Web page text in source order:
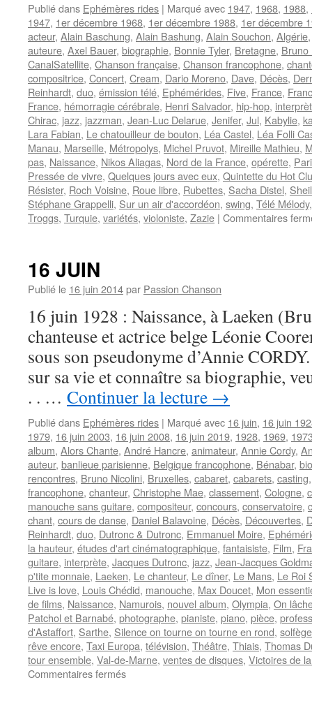
Publié dans Ephémères rides | Marqué avec 1947, 1968, 1988,
1947, 1er décembre 1968, 1er décembre 1988, 1er décembre
acteur, Alain Baschung, Alain Bashung, Alain Souchon, Algérie
auteure, Axel Bauer, biographie, Bonnie Tyler, Bretagne, Bruno
CanalSatellite, Chanson française, Chanson francophone,
compositrice, Concert, Cream, Dario Moreno, Dave, Décès,
Reinhardt, duo, émission télé, Ephémérides, Five, France,
France, hémorragie cérébrale, Henri Salvador, hip-hop,
Chirac, jazz, jazzman, Jean-Luc Delarue, Jenifer, Jul, Kabylie,
Lara Fabian, Le chatouilleur de bouton, Léa Castel, Léa Folli
Manau, Marseille, Métropolys, Michel Pruvot, Mireille Mathieu,
pas, Naissance, Nikos Aliagas, Nord de la France, opérette,
Pressée de vivre, Quelques jours avec eux, Quintette du Hot
Résister, Roch Voisine, Roue libre, Rubettes, Sacha Distel,
Stéphane Grappelli, Sur un air d'accordéon, swing, Télé Mélody
Troggs, Turquie, variétés, violoniste, Zazie | Commentaires
16 JUIN
Publié le 16 juin 2014par Passion Chanson
16 juin 1928 : Naissance, à Laeken
chanteuse et actrice belge Léonie
sous son pseudonyme d’Annie
sur sa vie et connaître sa biographie,
. . … Continuer la lecture →
Publié dans Ephémères rides | Marqué avec 16 juin, 16 juin
1979, 16 juin 2003, 16 juin 2008, 16 juin 2019, 1928, 1969,
album, Alors Chante, André Hancre, animateur, Annie Cordy,
auteur, banlieue parisienne, Belgique francophone, Bénabar,
rencontres, Bruno Nicolini, Bruxelles, cabaret, cabarets, casting
francophone, chanteur, Christophe Mae, classement, Cologne,
manouche sans guitare, compositeur, concours, conservatoire,
chant, cours de danse, Daniel Balavoine, Décès, Découvertes,
Reinhardt, duo, Dutronc & Dutronc, Emmanuel Moire,
la hauteur, études d'art cinématographique, fantaisiste, Film,
guitare, interprète, Jacques Dutronc, jazz, Jean-Jacques
p'tite monnaie, Laeken, Le chanteur, Le dîner, Le Mans, Le Roi
Live is love, Louis Chédid, manouche, Max Doucet, Mon
de films, Naissance, Namurois, nouvel album, Olympia, On
Patchol et Barnabé, photographe, pianiste, piano, pièce,
d'Astaffort, Sarthe, Silence on tourne on tourne en rond, solfège
rêve encore, Taxi Europa, télévision, Théâtre, Thiais, Thomas
tour ensemble, Val-de-Marne, ventes de disques, Victoires de
Commentaires ferméssur